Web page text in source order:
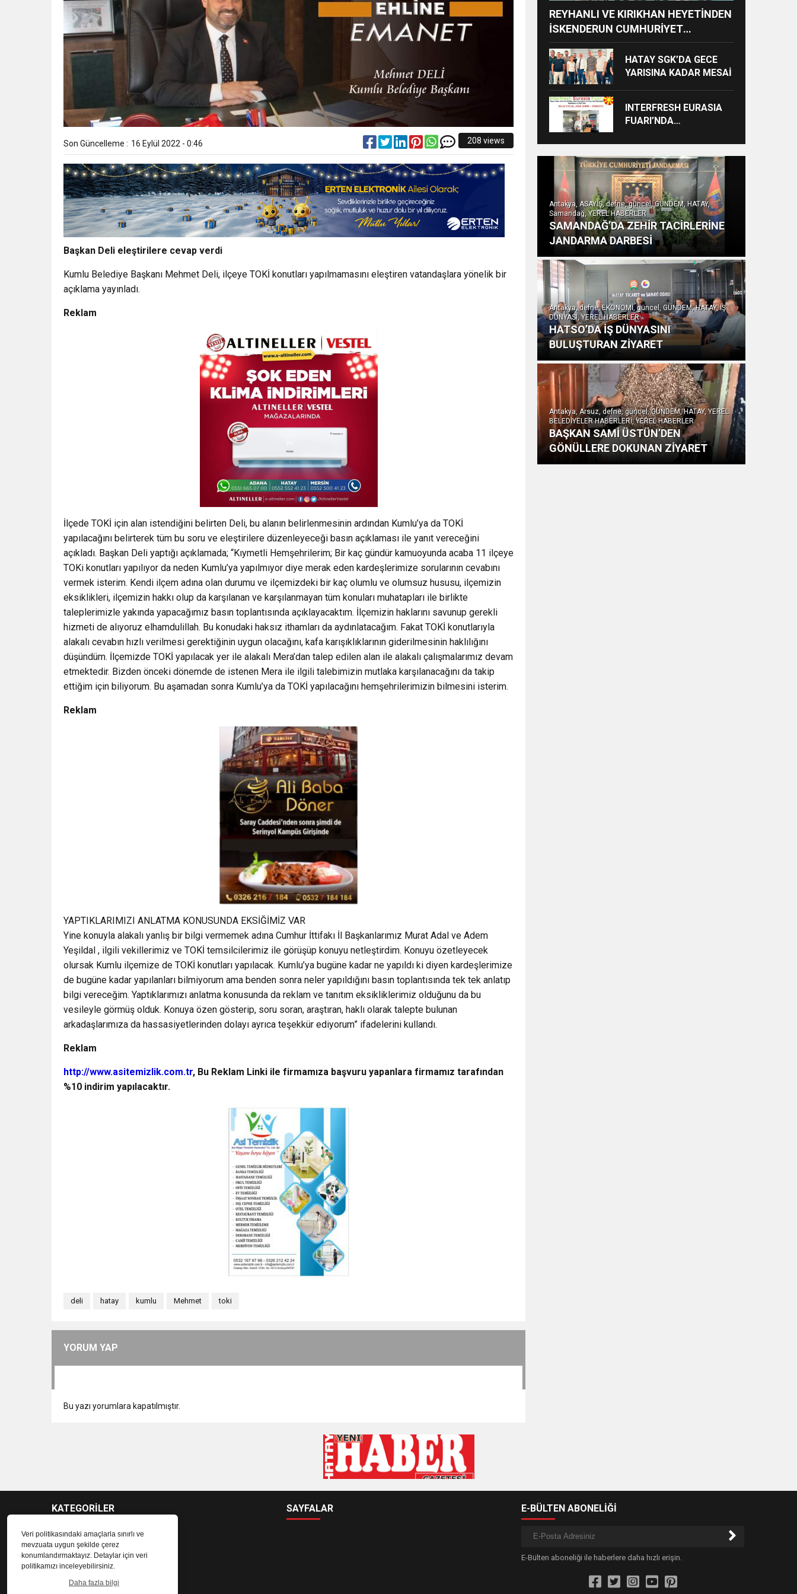
Veri politikasındaki amaçlarla sınırlı ve
mevzuata uygun şekilde çerez
konumlandırmaktayız. Detaylar için veri
politikamızı inceleyebilirsiniz.
Daha fazla bilgi
Son Güncelleme : 16 Eylül 2022 - 0:46 208 views
Başkan Deli eleştirilere cevap verdi
Kumlu Belediye Başkanı Mehmet Deli, ilçeye TOKİ konutları yapılmamasını eleştiren vatandaşlara yönelik bir
açıklama yayınladı.
Reklam
İlçede TOKİ için alan istendiğini belirten Deli, bu alanın belirlenmesinin ardından Kumlu’ya da TOKİ
yapılacağını belirterek tüm bu soru ve eleştirilere düzenleyeceği basın açıklaması ile yanıt vereceğini
açıkladı. Başkan Deli yaptığı açıklamada; “Kıymetli Hemşehrilerim; Bir kaç gündür kamuoyunda acaba 11 ilçeye
TOKi konutları yapılıyor da neden Kumlu’ya yapılmıyor diye merak eden kardeşlerimize sorularının cevabını
vermek isterim. Kendi ilçem adına olan durumu ve ilçemizdeki bir kaç olumlu ve olumsuz hususu, ilçemizin
eksiklikleri, ilçemizin hakkı olup da karşılanan ve karşılanmayan tüm konuları muhatapları ile birlikte
taleplerimizle yakında yapacağımız basın toplantısında açıklayacaktım. İlçemizin haklarını savunup gerekli
hizmeti de alıyoruz elhamdulillah. Bu konudaki haksız ithamları da aydınlatacağım. Fakat TOKİ konutlarıyla
alakalı cevabın hızlı verilmesi gerektiğinin uygun olacağını, kafa karışıklıklarının giderilmesinin haklılığını
düşündüm. İlçemizde TOKİ yapılacak yer ile alakalı Mera’dan talep edilen alan ile alakalı çalışmalarımız devam
etmektedir. Bizden önceki dönemde de istenen Mera ile ilgili talebimizin mutlaka karşılanacağını da takip
ettiğim için biliyorum. Bu aşamadan sonra Kumlu’ya da TOKİ yapılacağını hemşehrilerimizin bilmesini isterim.
Reklam
YAPTIKLARIMIZI ANLATMA KONUSUNDA EKSİĞİMİZ VAR
Yine konuyla alakalı yanlış bir bilgi vermemek adına Cumhur İttifakı İl Başkanlarımız Murat Adal ve Adem
Yeşildal , ilgili vekillerimiz ve TOKİ temsilcilerimiz ile görüşüp konuyu netleştirdim. Konuyu özetleyecek
olursak Kumlu ilçemize de TOKİ konutları yapılacak. Kumlu’ya bugüne kadar ne yapıldı ki diyen kardeşlerimize
de bugüne kadar yapılanları bilmiyorum ama benden sonra neler yapıldığını basın toplantısında tek tek anlatıp
bilgi vereceğim. Yaptıklarımızı anlatma konusunda da reklam ve tanıtım eksikliklerimiz olduğunu da bu
vesileyle görmüş olduk. Konuya özen gösterip, soru soran, araştıran, haklı olarak talepte bulunan
arkadaşlarımıza da hassasiyetlerinden dolayı ayrıca teşekkür ediyorum” ifadelerini kullandı.
Reklam
http://www.asitemizlik.com.tr, Bu Reklam Linki ile firmamıza başvuru yapanlara firmamız tarafından
%10 indirim yapılacaktır.
deli hatay kumlu Mehmet toki
YORUM YAP
Bu yazı yorumlara kapatılmıştır.
REYHANLI VE KIRIKHAN HEYETİNDEN
İSKENDERUN CUMHURİYET
BAŞSAVCILIĞINA ZİYARET
HATAY SGK’DA GECE
YARISINA KADAR MESAİ
INTERFRESH EURASIA
FUARI’NDA
BİRLİKLERİ İÇİN GERİ
SAYIM BAŞLADI
Antakya, ASAYİŞ, defne, güncel, GÜNDEM, HATAY,
Samandağ, YEREL HABERLER
SAMANDAĞ’DA ZEHİR TACİRLERİNE
JANDARMA DARBESİ
Antakya, defne, EKONOMİ, güncel, GÜNDEM, HATAY, İŞ
DÜNYASI, YEREL HABERLER
HATSO’DA İŞ DÜNYASINI
BULUŞTURAN ZİYARET
Antakya, Arsuz, defne, güncel, GÜNDEM, HATAY, YEREL
BELEDİYELER HABERLERİ, YEREL HABERLER
BAŞKAN SAMİ ÜSTÜN’DEN
GÖNÜLLERE DOKUNAN ZİYARET
KATEGORİLER SAYFALAR E-BÜLTEN ABONELİĞİ
E-Bülten aboneliği ile haberlere daha hızlı erişin.